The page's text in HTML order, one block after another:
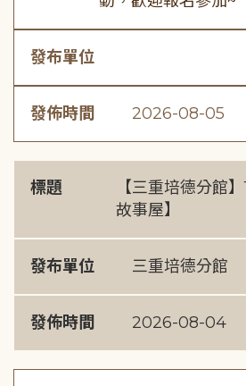
發布單位
發佈時間 2026-08-05
標題
【三重培德分館
故事屋】
發布單位 三重培德分館
發佈時間 2026-08-04